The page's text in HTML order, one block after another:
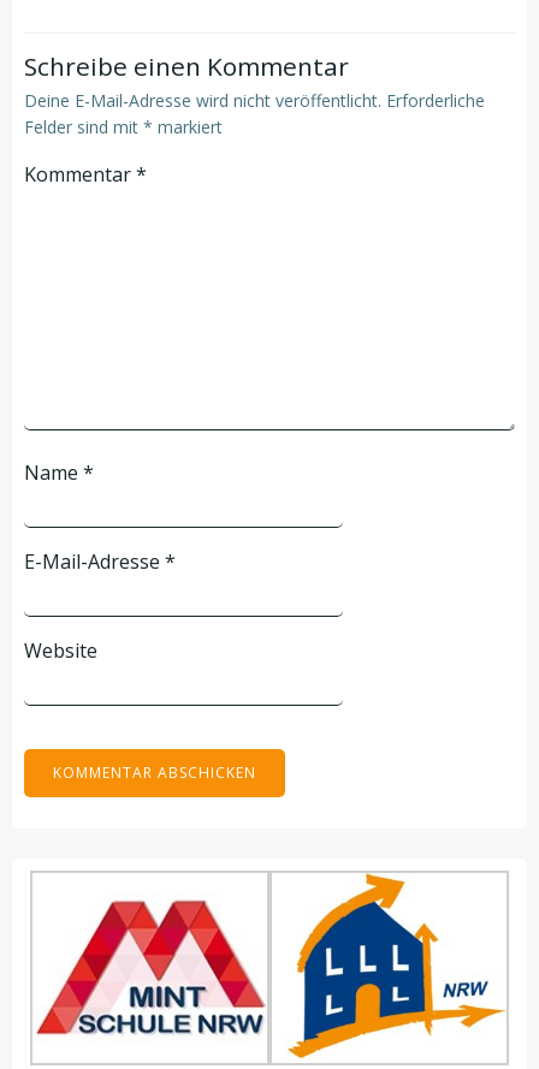
Schreibe einen Kommentar
Deine E-Mail-Adresse wird nicht veröffentlicht. Erforderliche
Felder sind mit * markiert
Kommentar*
Name *
E-Mail-Adresse *
Website